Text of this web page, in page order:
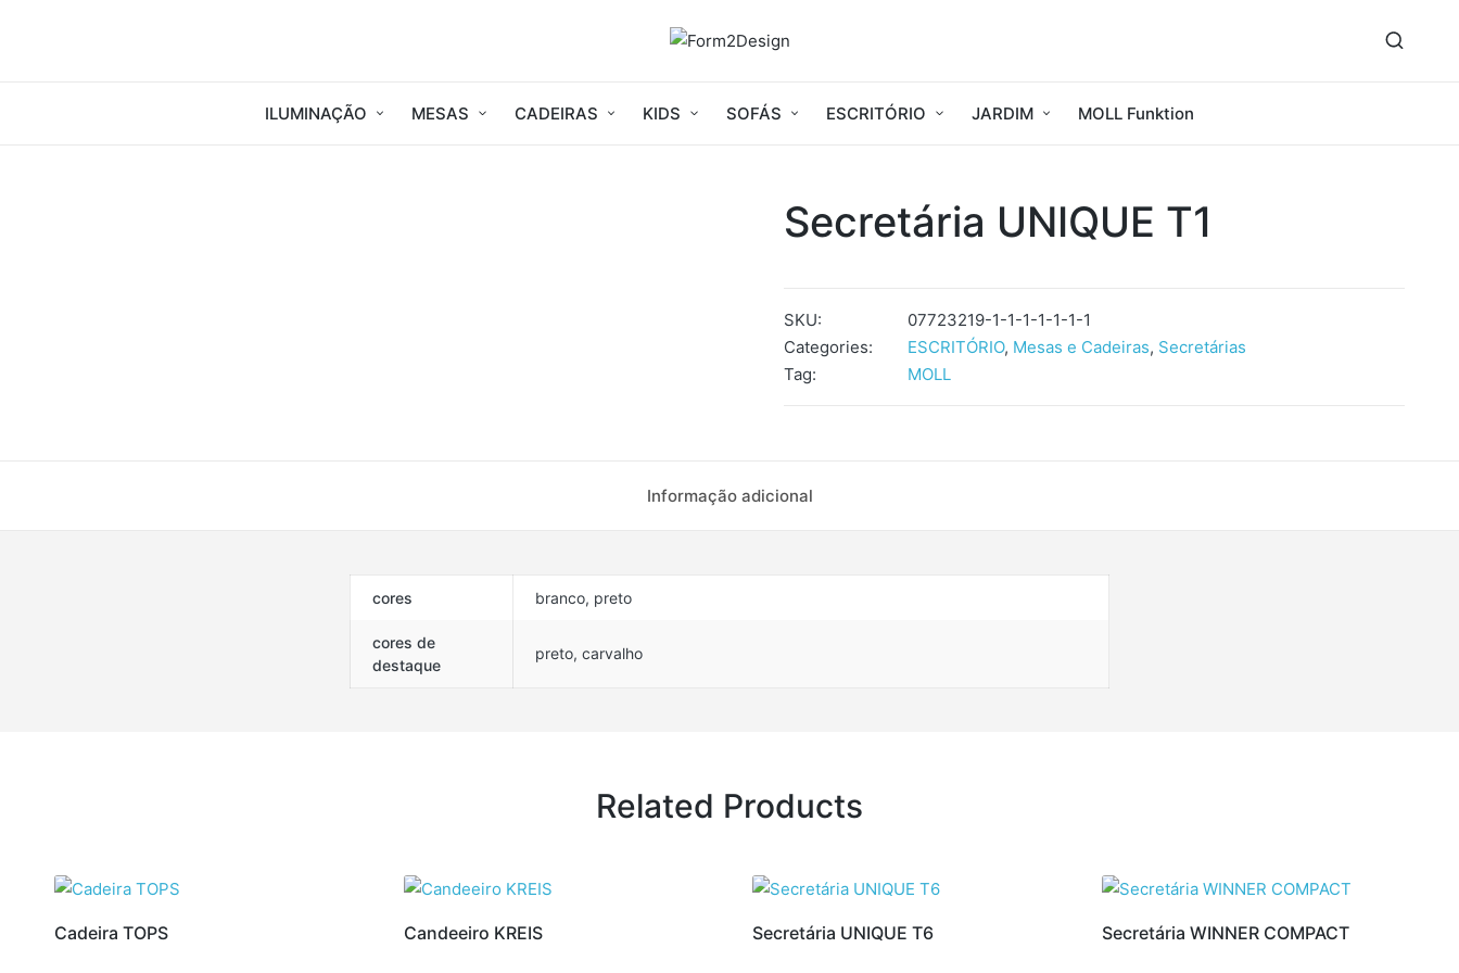
ILUMINAÇÃO MESAS CADEIRAS KIDS SOFÁS ESCRITÓRIO JARDIM MOLL Funktion
Secretária UNIQUE T1
SKU:
07723219-1-1-1-1-1-1-1
Categories:
ESCRITÓRIO, Mesas e Cadeiras, Secretárias
Tag:
MOLL
Informação adicional
cores branco, preto
cores de
destaque
preto, carvalho
Related Products
Cadeira TOPS Candeeiro KREIS Secretária UNIQUE T6 Secretária WINNER COMPACT